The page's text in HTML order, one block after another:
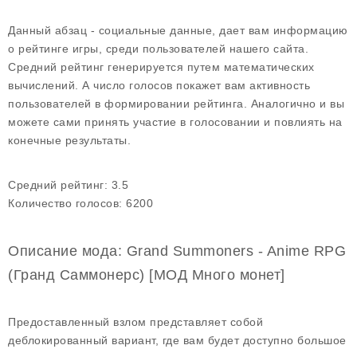
Данный абзац - социальные данные, дает вам информацию
о рейтинге игры, среди пользователей нашего сайта.
Средний рейтинг генерируется путем математических
вычислений. А число голосов покажет вам активность
пользователей в формировании рейтинга. Аналогично и вы
можете сами принять участие в голосовании и повлиять на
конечные результаты.
Средний рейтинг: 3.5
Количество голосов: 6200
Описание мода: Grand Summoners - Anime RPG
(Гранд Саммонерс) [МОД Много монет]
Предоставленный взлом представляет собой
деблокированный вариант, где вам будет доступно большое